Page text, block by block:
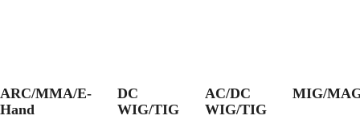
ARC/MMA/E-
Hand
DC
WIG/TIG
AC/DC
WIG/TIG
MIG/